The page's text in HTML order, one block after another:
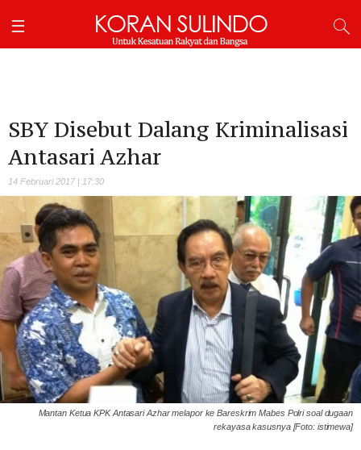
SBY Disebut Dalang Kriminalisasi
Antasari Azhar
14 Februari 2017 | 17:30
Mantan Ketua KPK Antasari Azhar melapor ke Bareskrim Mabes Polri soal dugaan
rekayasa kasusnya [Foto: istimewa]